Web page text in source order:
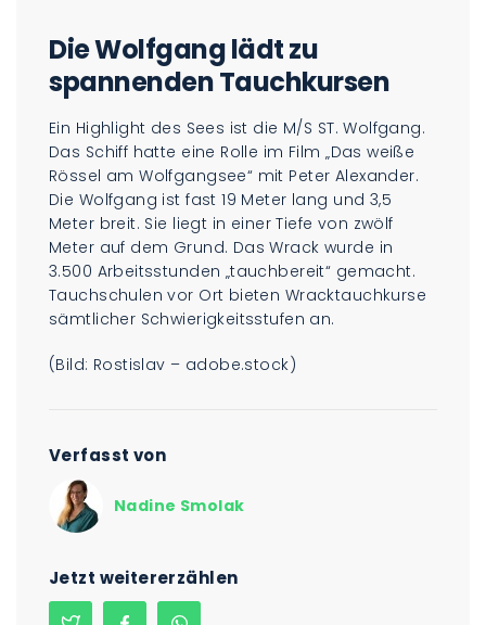
Die Wolfgang lädt zu
spannenden Tauchkursen
Ein Highlight des Sees ist die M/S ST. Wolfgang.
Das Schiff hatte eine Rolle im Film „Das weiße
Rössel am Wolfgangsee“ mit Peter Alexander.
Die Wolfgang ist fast 19 Meter lang und 3,5
Meter breit. Sie liegt in einer Tiefe von zwölf
Meter auf dem Grund. Das Wrack wurde in
3.500 Arbeitsstunden „tauchbereit“ gemacht.
Tauchschulen vor Ort bieten Wracktauchkurse
sämtlicher Schwierigkeitsstufen an.
(Bild: Rostislav – adobe.stock)
Verfasst von
Nadine Smolak
Jetzt weitererzählen